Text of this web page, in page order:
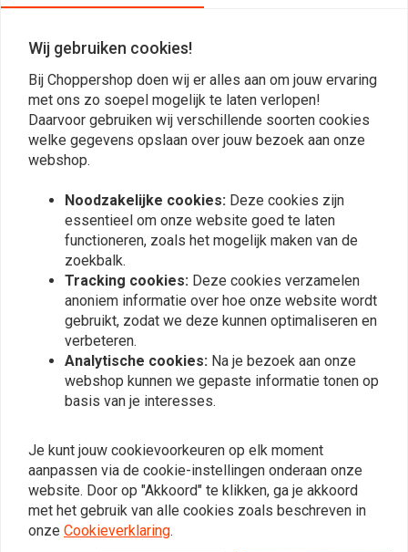
Plaats ook een review
Vergelijkbare producten
CUSTOM CYCLE
41 mm harde
verchroomde vorkbuizen
(selecteer lengte)
€782,13
MCS
Ø35 mm vorkbuizen (23-
29 1/4 '') 75-83 XL, 76-83
FX
Wij gebruiken cookies!
Bij Choppershop doen wij er alles aan om jouw ervaring
met ons zo soepel mogelijk te laten verlopen!
Daarvoor gebruiken wij verschillende soorten cookies
welke gegevens opslaan over jouw bezoek aan onze
webshop.
Noodzakelijke cookies: Deze cookies zijn
essentieel om onze website goed te laten
functioneren, zoals het mogelijk maken van de
zoekbalk.
Tracking cookies: Deze cookies verzamelen
anoniem informatie over hoe onze website wordt
gebruikt, zodat we deze kunnen optimaliseren en
verbeteren.
Analytische cookies: Na je bezoek aan onze
webshop kunnen we gepaste informatie tonen op
basis van je interesses.
Je kunt jouw cookievoorkeuren op elk moment
aanpassen via de cookie-instellingen onderaan onze
website. Door op "Akkoord" te klikken, ga je akkoord
met het gebruik van alle cookies zoals beschreven in
onze Cookieverklaring.